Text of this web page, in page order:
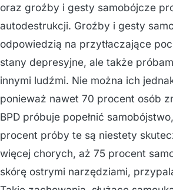
oraz groźby i gesty samobójcze
autodestrukcji. Groźby i gesty
odpowiedzią na przytłaczające
stany depresyjne, ale także
innymi ludźmi. Nie można ich
ponieważ nawet 70 procent osób
BPD próbuje popełnić
procent próby te są niestety
więcej chorych, aż 75 procent
skórę ostrymi narzędziami,